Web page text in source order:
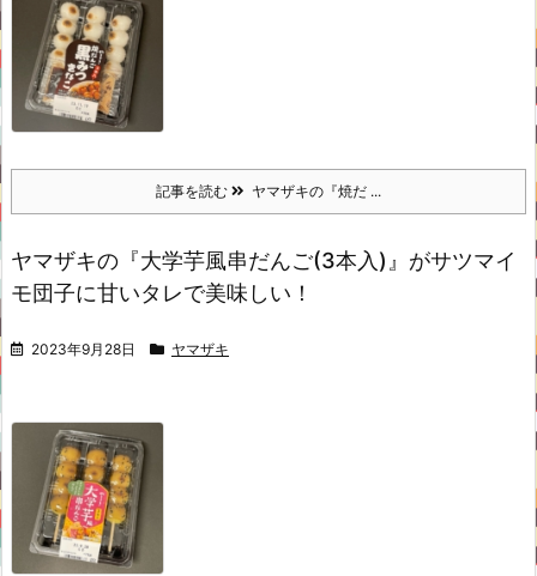
記事を読む ヤマザキの『焼だ ...
ヤマザキの『大学芋風串だんご(3本入)』がサツマイ
モ団子に甘いタレで美味しい！
2023年9月28日 ヤマザキ